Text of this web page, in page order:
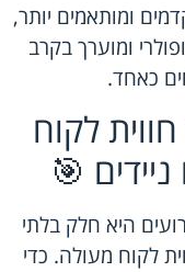
ומותאמים יותר,
ומוערך בקרב
כאחד.
לקוח
🎯
היא חלק בלתי
לקוח מעולה. כדי